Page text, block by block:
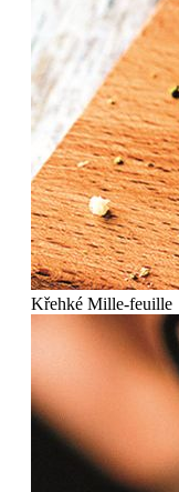
Křehké Mille-feuille